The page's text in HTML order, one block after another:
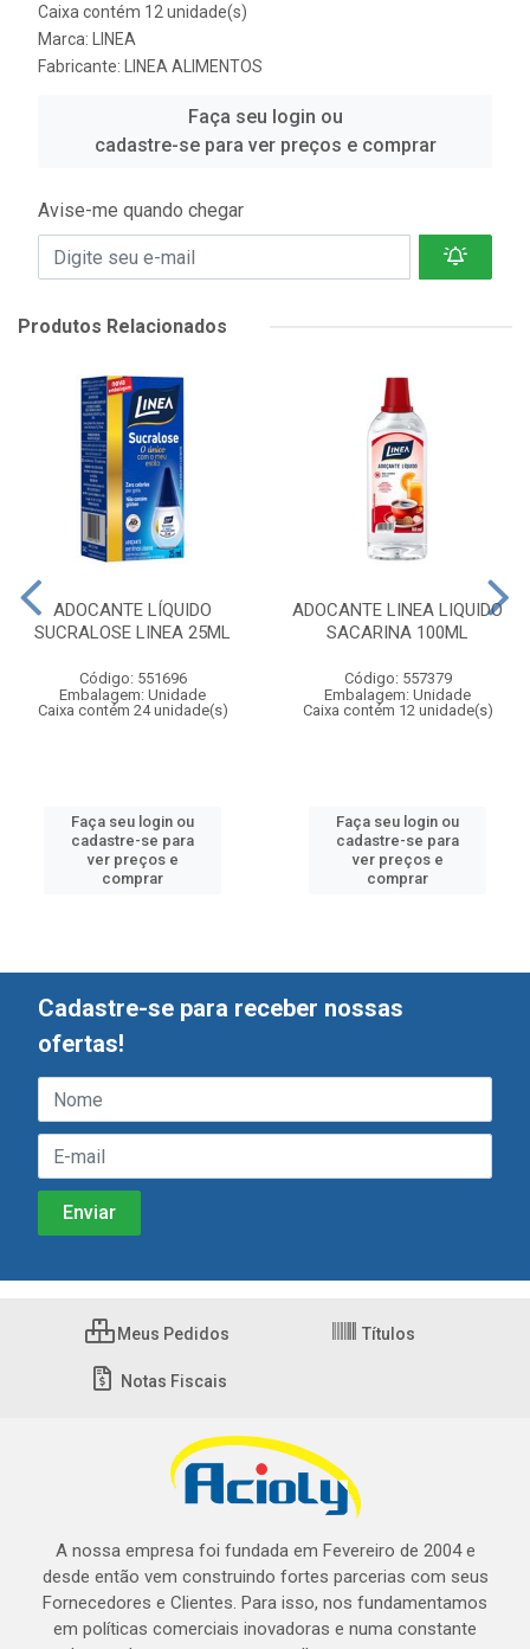
Caixa contém 12 unidade(s)
Marca:
LINEA
Fabricante:
LINEA ALIMENTOS
Faça seu login ou
cadastre-se para ver preços e comprar
Avise-me quando chegar
Produtos Relacionados
ADOCANTE LÍQUIDO
SUCRALOSE LINEA 25ML
Código: 551696
Embalagem: Unidade
Caixa contém 24 unidade(s)
Faça seu login ou
cadastre-se para
ver preços e
comprar
ADOCANTE LINEA LIQUIDO
SACARINA 100ML
Código: 557379
Embalagem: Unidade
Caixa contém 12 unidade(s)
Faça seu login ou
cadastre-se para
ver preços e
comprar
Cadastre-se para receber nossas
ofertas!
Meus Pedidos Títulos
Notas Fiscais
A nossa empresa foi fundada em Fevereiro de 2004 e
desde então vem construindo fortes parcerias com seus
Fornecedores e Clientes. Para isso, nos fundamentamos
em políticas comerciais inovadoras e numa constante